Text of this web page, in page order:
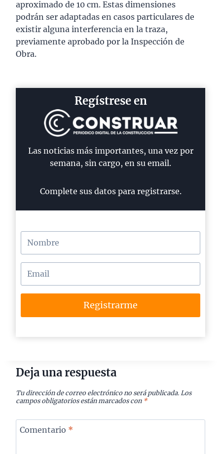
aproximado de 10 cm. Estas dimensiones
podrán ser adaptadas en casos particulares de
existir alguna interferencia en la traza,
previamente aprobado por la Inspección de
Obra.
Regístrese en
Las noticias más importantes, una vez por
semana, sin cargo, en su email.
Complete sus datos para registrarse.
Registrarme
Deja una respuesta
Tu dirección de correo electrónico no será publicada. Los
campos obligatorios están marcados con *
Comentario *